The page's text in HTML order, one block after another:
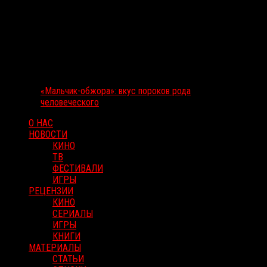
«Мальчик-обжора»: вкус пороков рода
человеческого
О НАС
НОВОСТИ
КИНО
ТВ
ФЕСТИВАЛИ
ИГРЫ
РЕЦЕНЗИИ
КИНО
СЕРИАЛЫ
ИГРЫ
КНИГИ
МАТЕРИАЛЫ
СТАТЬИ